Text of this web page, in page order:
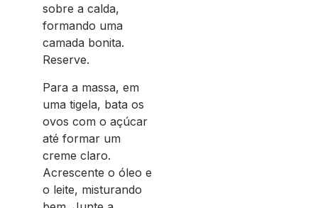
sobre a calda,
formando uma
camada bonita.
Reserve.
Para a massa, em
uma tigela, bata os
ovos com o açúcar
até formar um
creme claro.
Acrescente o óleo e
o leite, misturando